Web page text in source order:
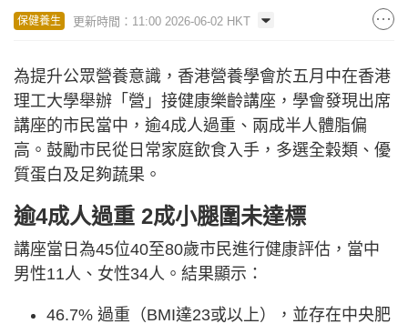
保健養生 更新時間：11:00 2026-06-02 HKT
為提升公眾營養意識，香港營養學會於五月中在香港
理工大學舉辦「營」接健康樂齡講座，學會發現出席
講座的市民當中，逾4成人過重、兩成半人體脂偏
高。鼓勵市民從日常家庭飲食入手，多選全穀類、優
質蛋白及足夠蔬果。
逾4成人過重 2成小腿圍未達標
講座當日為45位40至80歲市民進行健康評估，當中
男性11人、女性34人。結果顯示：
46.7% 過重（BMI達23或以上），並存在中央肥